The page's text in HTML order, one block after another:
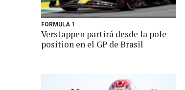
FORMULA 1
Verstappen partirá desde la pole
position en el GP de Brasil